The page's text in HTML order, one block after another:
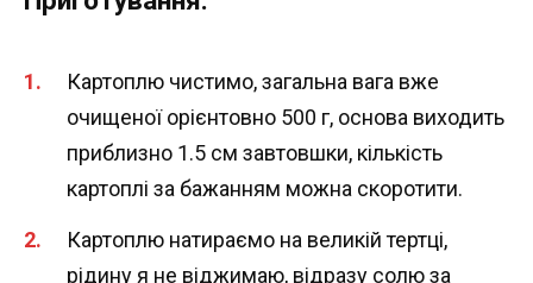
Картоплю чистимо, загальна вага вже
очищеної орієнтовно 500 г, основа виходить
приблизно 1.5 см завтовшки, кількість
картоплі за бажанням можна скоротити.
Картоплю натираємо на великій тертці,
рідину я не віджимаю, відразу солю за